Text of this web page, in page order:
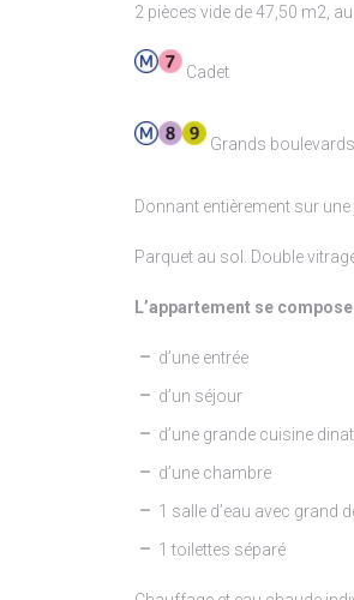
2 pièces vide de 47,50 m2,
Cadet
Grands boulevards
Donnant entièrement sur une
Parquet au sol. Double
L’appartement se compose
d’une entrée
d’un séjour
d’une grande cuisine
d’une chambre
1 salle d’eau avec grand
1 toilettes séparé